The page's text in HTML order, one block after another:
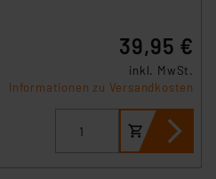
39,95 €
inkl. MwSt.
Informationen zu Versandkosten